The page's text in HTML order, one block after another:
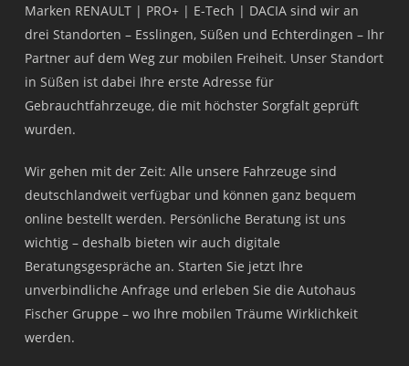
Marken RENAULT | PRO+ | E-Tech | DACIA sind wir an
drei Standorten – Esslingen, Süßen und Echterdingen – Ihr
Partner auf dem Weg zur mobilen Freiheit. Unser Standort
in Süßen ist dabei Ihre erste Adresse für
Gebrauchtfahrzeuge, die mit höchster Sorgfalt geprüft
wurden.
Wir gehen mit der Zeit: Alle unsere Fahrzeuge sind
deutschlandweit verfügbar und können ganz bequem
online bestellt werden. Persönliche Beratung ist uns
wichtig – deshalb bieten wir auch digitale
Beratungsgespräche an. Starten Sie jetzt Ihre
unverbindliche Anfrage und erleben Sie die Autohaus
Fischer Gruppe – wo Ihre mobilen Träume Wirklichkeit
werden.